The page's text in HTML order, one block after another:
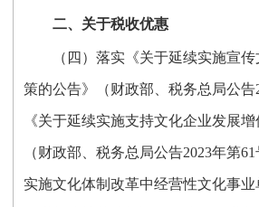
二、关于税收优惠
（四）落实《关于延续实施宣
策的公告》（财政部、税务总局公告
《关于延续实施支持文化企业发展增
（财政部、税务总局公告2023年第
实施文化体制改革中经营性文化事